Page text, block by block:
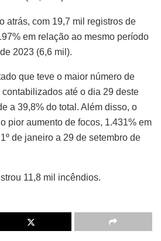
atrás, com 19,7 mil registros de
em relação ao mesmo período
2023 (6,6 mil).
que teve o maior número de
até o dia 29 deste
a 39,8% do total. Além disso, o
pior aumento de focos, 1.431% em
de janeiro a 29 de setembro de
11,8 mil incêndios.